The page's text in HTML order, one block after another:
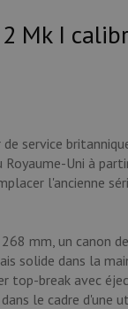
Mk I
service
Uni à
l'ancienne
mm, un canon
solide dans la
top-break avec
le cadre d'une